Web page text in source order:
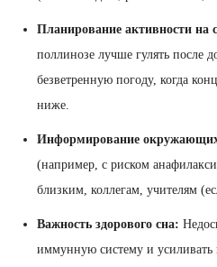
Планирование активности на
поллинозе лучше гулять после
безветренную погоду, когда
ниже.
Информирование
(например, с риском
близким, коллегам, учителям
Важность здорового сна:
иммунную систему и усиливать